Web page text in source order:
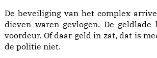
De beveiliging van het complex
dieven waren gevlogen. De
voordeur. Of daar geld in zat, dat is
de politie niet.